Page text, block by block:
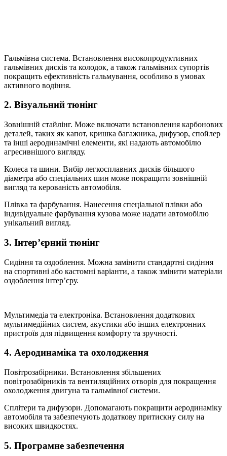
Гальмівна система. Встановлення високопродуктивних
гальмівних дисків та колодок, а також гальмівних супортів
покращить ефективність гальмування, особливо в умовах
активного водіння.
2. Візуальний тюнінг
Зовнішній стайлінг. Може включати встановлення карбонових
деталей, таких як капот, кришка багажника, дифузор, спойлер
та інші аеродинамічні елементи, які надають автомобілю
агресивнішого вигляду.
Колеса та шини. Вибір легкосплавних дисків більшого
діаметра або спеціальних шин може покращити зовнішній
вигляд та керованість автомобіля.
Плівка та фарбування. Нанесення спеціальної плівки або
індивідуальне фарбування кузова може надати автомобілю
унікальний вигляд.
3. Інтер’єрний тюнінг
Сидіння та оздоблення. Можна замінити стандартні сидіння
на спортивні або кастомні варіанти, а також змінити матеріали
оздоблення інтер’єру.
Мультимедіа та електроніка. Встановлення додаткових
мультимедійних систем, акустики або інших електронних
пристроїв для підвищення комфорту та зручності.
4. Аеродинаміка та охолодження
Повітрозабірники. Встановлення збільшених
повітрозабірників та вентиляційних отворів для покращення
охолодження двигуна та гальмівної системи.
Сплітери та дифузори. Допомагають покращити аеродинаміку
автомобіля та забезпечують додаткову притискну силу на
високих швидкостях.
5. Програмне забезпечення